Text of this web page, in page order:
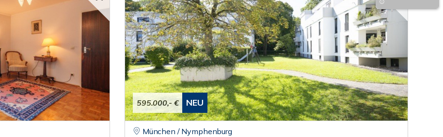
595.000,- € NEU
München / Nymphenburg